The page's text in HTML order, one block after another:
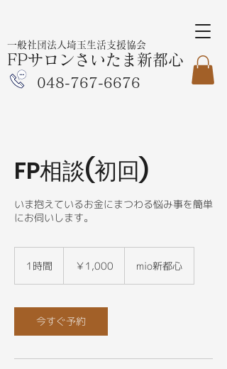
一般社団法人埼玉生活支援協会
FPサロンさいたま新都心
048-767-6676
FP相談(初回)
いま抱えているお金にまつわる悩み事を簡単
にお伺いします。
1時間 ￥1,000 mio新都心
今すぐ予約